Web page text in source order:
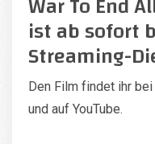
ist ab sofort
Streaming-
Den Film findet ihr
und auf YouTube.